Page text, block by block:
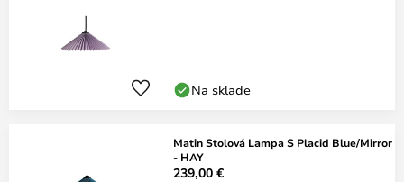
Na sklade
Matin Stolová Lampa S Placid Blue/Mirror
- HAY
239,00 €